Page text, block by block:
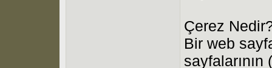
Çerez
Bir web
sayfalarının